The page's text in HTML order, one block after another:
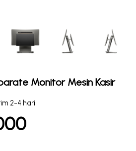
Monitor Mesin Kasir
2-4 hari